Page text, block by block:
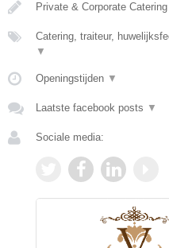
Private & Corporate Catering
Catering, traiteur,
▼
Openingstijden ▼
Laatste facebook posts ▼
Sociale media: